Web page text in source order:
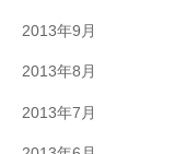
2013年9月
2013年8月
2013年7月